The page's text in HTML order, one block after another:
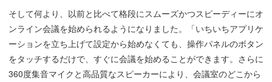
そして何より、以前と比べて格段にスムーズかつスピーディーにオ
ンライン会議を始められるようになりました。「いちいちアプリケ
ーションを立ち上げて設定から始めなくても、操作パネルのボタン
をタッチするだけで、すぐに会議を始めることができます。さらに
360度集音マイクと高品質なスピーカーにより、会議室のどこから